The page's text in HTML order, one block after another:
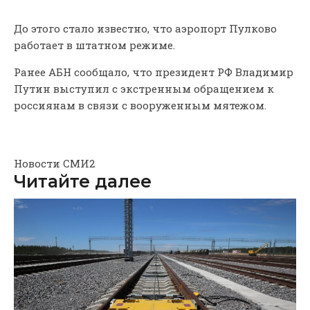
До этого стало известно, что аэропорт Пулково
работает в штатном режиме.
Ранее АБН сообщало, что президент РФ Владимир
Путин выступил с экстренным обращением к
россиянам в связи с вооруженным мятежом.
Новости СМИ2
Читайте далее